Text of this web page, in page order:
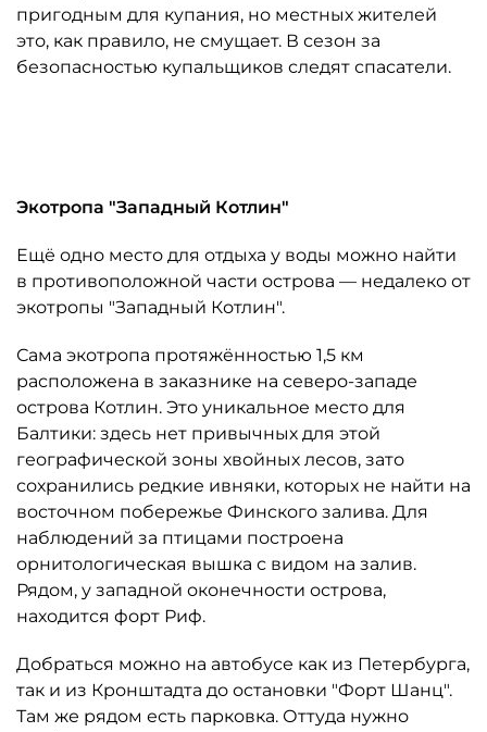
пригодным для купания, но местных жителей
это, как правило, не смущает. В сезон за
безопасностью купальщиков следят спасатели.
Экотропа "Западный Котлин"
Ещё одно место для отдыха у воды можно найти
в противоположной части острова — недалеко от
экотропы "Западный Котлин".
Сама экотропа протяжённостью 1,5 км
расположена в заказнике на северо-западе
острова Котлин. Это уникальное место для
Балтики: здесь нет привычных для этой
географической зоны хвойных лесов, зато
сохранились редкие ивняки, которых не найти на
восточном побережье Финского залива. Для
наблюдений за птицами построена
орнитологическая вышка с видом на залив.
Рядом, у западной оконечности острова,
находится форт Риф.
Добраться можно на автобусе как из Петербурга,
так и из Кронштадта до остановки "Форт Шанц".
Там же рядом есть парковка. Оттуда нужно